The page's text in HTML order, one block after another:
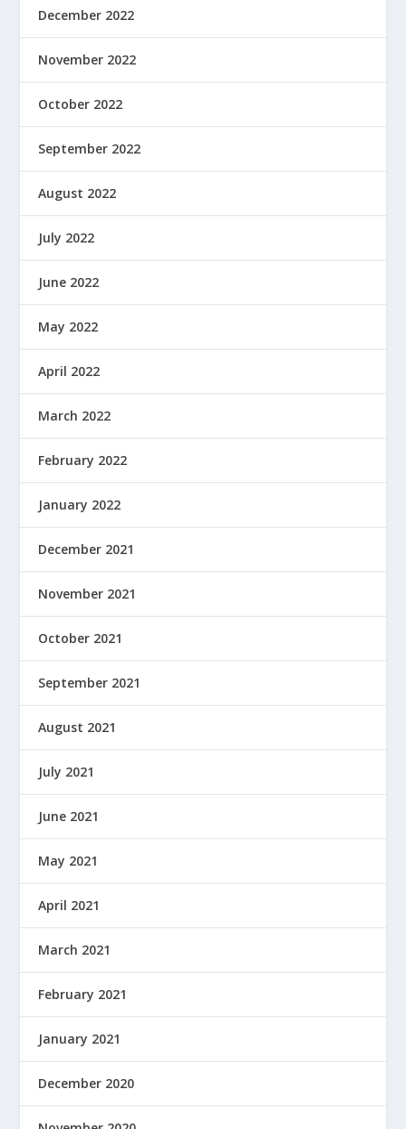
December 2022
November 2022
October 2022
September 2022
August 2022
July 2022
June 2022
May 2022
April 2022
March 2022
February 2022
January 2022
December 2021
November 2021
October 2021
September 2021
August 2021
July 2021
June 2021
May 2021
April 2021
March 2021
February 2021
January 2021
December 2020